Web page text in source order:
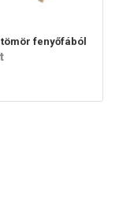
tömör fenyőfából